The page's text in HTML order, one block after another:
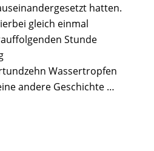
hatten.
gleich einmal
Stunde
Wassertropfen
andere Geschichte …